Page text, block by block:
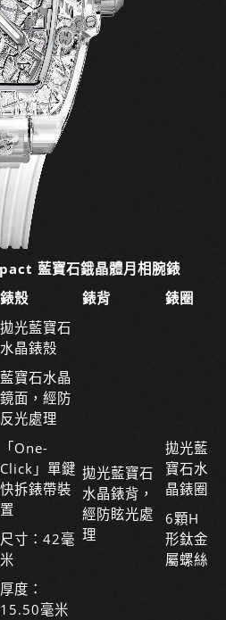
藍寶石鋨晶體月相腕錶
錶殼 錶背 錶圈
拋光藍寶石
水晶錶殼
藍寶石水晶
鏡面，經防
反光處理
「One-
Click」單鍵
快拆錶帶裝
置
尺寸：42毫
米
厚度：
15.50毫米
拋光藍寶石
水晶錶背，
經防眩光處
理
拋光藍
寶石水
晶錶圈
6顆H
形鈦金
屬螺絲